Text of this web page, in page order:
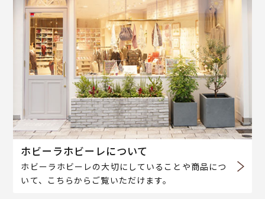
ホビーラホビーレについて
ホビーラホビーレの大切にしていることや商品につ
いて、こちらからご覧いただけます。